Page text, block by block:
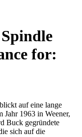
for:
auf eine lange
Jahr 1963 in Weener,
Buck gegründete
sich auf die